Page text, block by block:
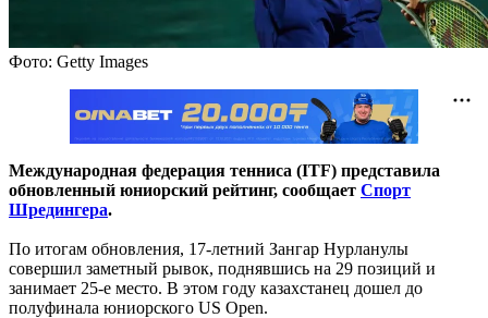
Фото: Getty Images
Международная федерация тенниса (ITF) представила
обновленный юниорский рейтинг, сообщает Спорт
Шредингера.
По итогам обновления, 17-летний Зангар Нурланулы
совершил заметный рывок, поднявшись на 29 позиций и
занимает 25-е место. В этом году казахстанец дошел до
полуфинала юниорского US Open.